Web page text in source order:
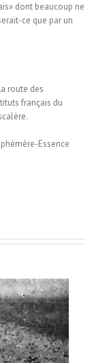
dont beaucoup ne
ce que par un
route des
français du
Essence